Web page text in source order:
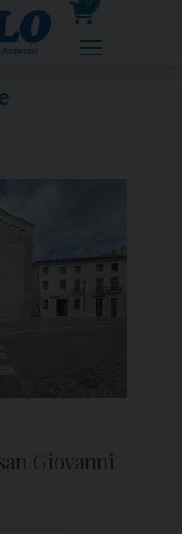
0
prodotti
Giovanni